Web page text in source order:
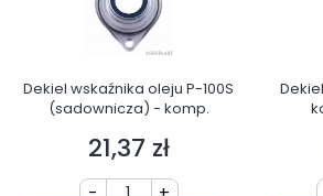
Dekiel wskaźnika oleju P-100S
(sadownicza) - komp.
Cena
21,37 zł